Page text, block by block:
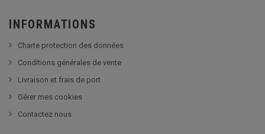
INFORMATIONS
Charte protection des données
Conditions générales de vente
Livraison et frais de port
Gérer mes cookies
Contactez nous